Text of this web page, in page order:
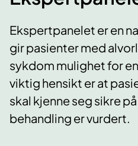
Ekspertpanelet er en
gir pasienter med
sykdom mulighet for
viktig hensikt er at
skal kjenne seg sikre
behandling er vurdert.